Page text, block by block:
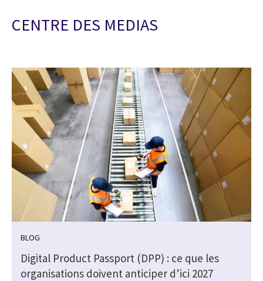
CENTRE DES MEDIAS
BLOG
Digital Product Passport (DPP) : ce que les
organisations doivent anticiper d’ici 2027